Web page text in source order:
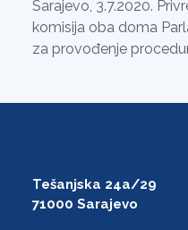
Sarajevo, 3.7.2020.
komisija oba doma
za provođenje
Tešanjska 24a/29
71000 Sarajevo